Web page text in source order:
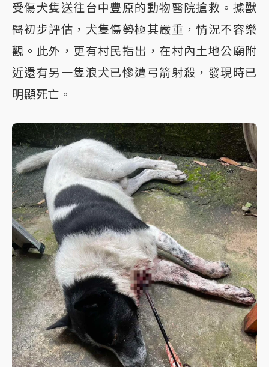
受傷犬隻送往台中豐原的動物醫院搶救。據獸
醫初步評估，犬隻傷勢極其嚴重，情況不容樂
觀。此外，更有村民指出，在村內土地公廟附
近還有另一隻浪犬已慘遭弓箭射殺，發現時已
明顯死亡。